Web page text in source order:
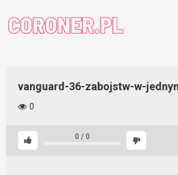
content
vanguard-36-zabojstw-w-
0
0 / 0